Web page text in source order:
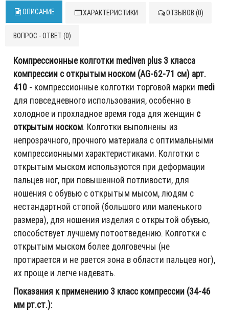
ОПИСАНИЕ ХАРАКТЕРИСТИКИ ОТЗЫВОВ (0)
ВОПРОС - ОТВЕТ (0)
Компрессионные колготки mediven plus 3 класса
компрессии с открытым носком (AG-62-71 см) арт.
410 - компрессионные колготки торговой марки medi
для повседневного использования, особенно в
холодное и прохладное время года для женщин с
открытым носком. Колготки выполнены из
непрозрачного, прочного материала с оптимальными
компрессионными характеристиками. Колготки с
открытым мыском используются при деформации
пальцев ног, при повышенной потливости, для
ношения с обувью с открытым мысом, людям с
нестандартной стопой (большого или маленького
размера), для ношения изделия с открытой обувью,
способствует лучшему потоотведению. Колготки с
открытым мыском более долговечны (не
протирается и не рвется зона в области пальцев ног),
их проще и легче надевать.
Показания к применению 3 класс компрессии (34-46
мм рт.ст.):